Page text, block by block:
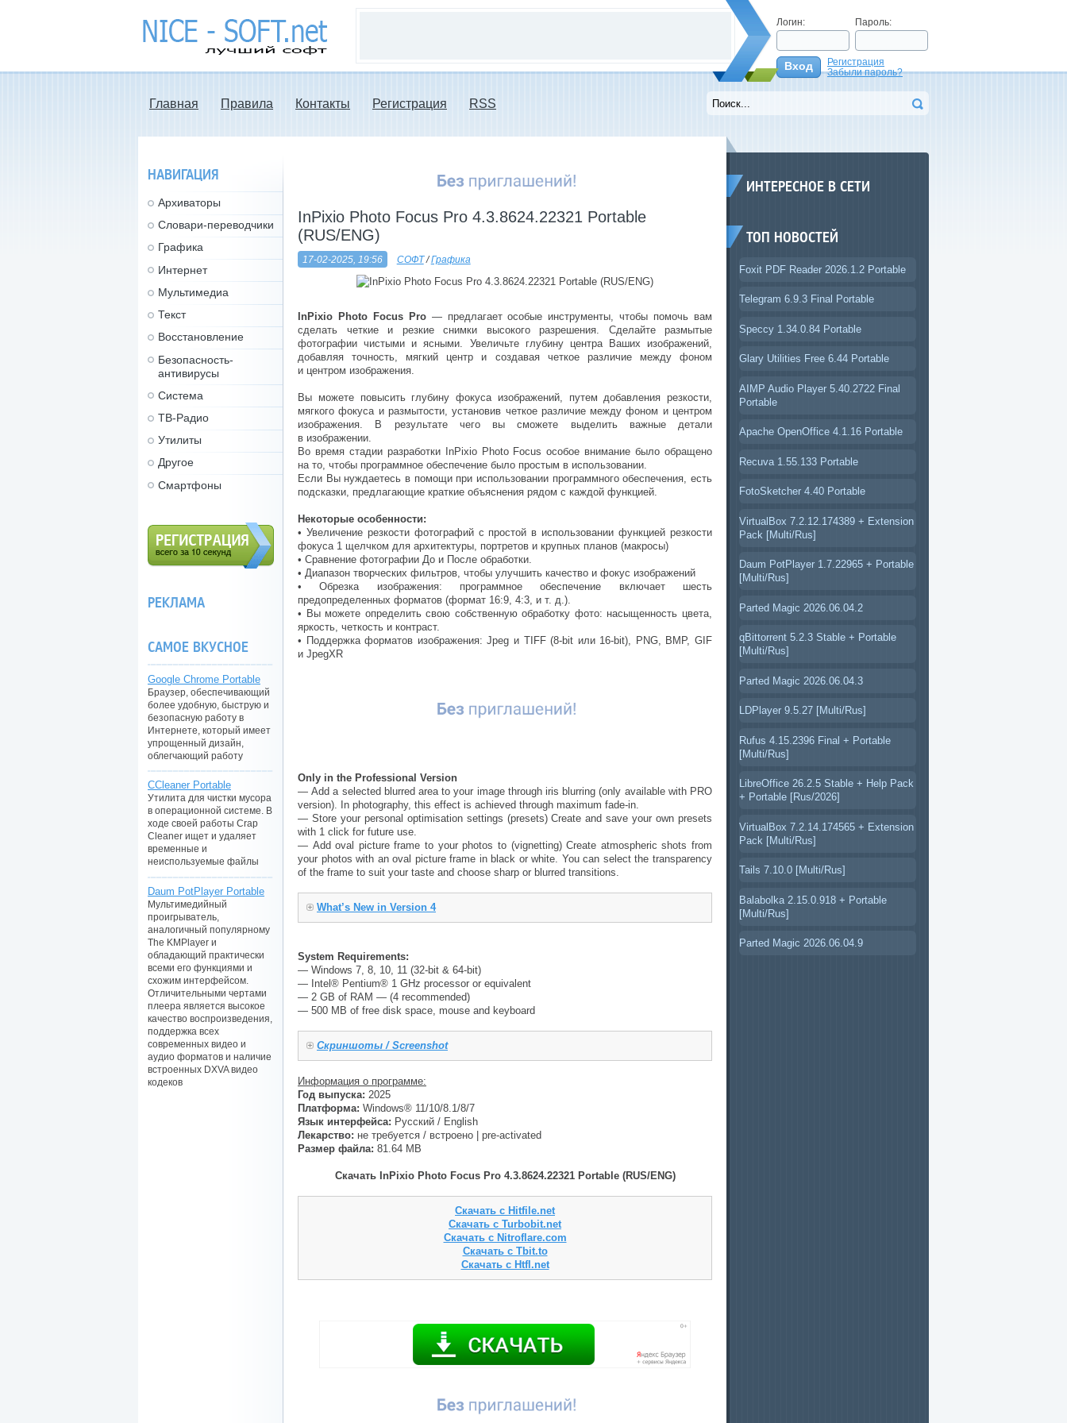
nice-soft.net -
лучший софт
Логин: Пароль:
Вход
Регистрация
Забыли пароль?
Главная Правила Контакты Регистрация RSS
InPixio Photo Focus Pro 4.3.8624.22321 Portable
(RUS/ENG)
17-02-2025, 19:56 СОФТ/Графика
InPixio Photo Focus Pro— предлагает особые инструменты, чтобы помочь вам
сделать четкие и резкие снимки высокого разрешения. Сделайте размытые
фотографии чистыми и ясными. Увеличьте глубину центра Ваших изображений,
добавляя точность, мягкий центр и создавая четкое различие между фоном
и центром изображения.
Вы можете повысить глубину фокуса изображений, путем добавления резкости,
мягкого фокуса и размытости, установив четкое различие между фоном и центром
изображения. В результате чего вы сможете выделить важные детали
в изображении.
Во время стадии разработки InPixio Photo Focus особое внимание было обращено
на то, чтобы программное обеспечение было простым в использовании.
Если Вы нуждаетесь в помощи при использовании программного обеспечения, есть
подсказки, предлагающие краткие объяснения рядом с каждой функцией.
Некоторые особенности:
• Увеличение резкости фотографий с простой в использовании функцией резкости
фокуса 1 щелчком для архитектуры, портретов и крупных планов (макросы)
• Сравнение фотографии До и После обработки.
• Диапазон творческих фильтров, чтобы улучшить качество и фокус изображений
• Обрезка изображения: программное обеспечение включает шесть
предопределенных форматов (формат 16:9, 4:3, и т. д.).
• Вы можете определить свою собственную обработку фото: насыщенность цвета,
яркость, четкость и контраст.
• Поддержка форматов изображения: Jpeg и TIFF (8-bit или 16-bit), PNG, BMP, GIF
и JpegXR
Only in the Professional Version
— Add a selected blurred area to your image through iris blurring (only available with PRO
version). In photography, this effect is achieved through maximum fade-in.
— Store your personal optimisation settings (presets) Create and save your own presets
with 1 click for future use.
— Add oval picture frame to your photos to (vignetting) Create atmospheric shots from
your photos with an oval picture frame in black or white. You can select the transparency
of the frame to suit your taste and choose sharp or blurred transitions.
What’s New in Version 4
System Requirements:
— Windows 7, 8, 10, 11 (32-bit & 64-bit)
— Intel® Pentium® 1 GHz processor or equivalent
— 2 GB of RAM — (4 recommended)
— 500 MB of free disk space, mouse and keyboard
Скриншоты / Screenshot
Информация о программе:
Год выпуска: 2025
Платформа: Windows® 11/10/8.1/8/7
Язык интерфейса: Русский / English
Лекарство: не требуется / встроено | pre-activated
Размер файла: 81.64 MB
Скачать InPixio Photo Focus Pro 4.3.8624.22321 Portable (RUS/ENG)
Скачать с Hitfile.net
Скачать с Turbobit.net
Скачать с Nitroflare.com
Скачать с Tbit.to
Скачать с Htfl.net
ИНТЕРЕСНОЕ В СЕТИ
ТОП НОВОСТЕЙ
Foxit PDF Reader 2026.1.2 Portable
Telegram 6.9.3 Final Portable
Speccy 1.34.0.84 Portable
Glary Utilities Free 6.44 Portable
AIMP Audio Player 5.40.2722 Final
Portable
Apache OpenOffice 4.1.16 Portable
Recuva 1.55.133 Portable
FotoSketcher 4.40 Portable
VirtualBox 7.2.12.174389 + Extension
Pack [Multi/Rus]
Daum PotPlayer 1.7.22965 + Portable
[Multi/Rus]
Parted Magic 2026.06.04.2
qBittorrent 5.2.3 Stable + Portable
[Multi/Rus]
Parted Magic 2026.06.04.3
LDPlayer 9.5.27 [Multi/Rus]
Rufus 4.15.2396 Final + Portable
[Multi/Rus]
LibreOffice 26.2.5 Stable + Help Pack
+ Portable [Rus/2026]
VirtualBox 7.2.14.174565 + Extension
Pack [Multi/Rus]
Tails 7.10.0 [Multi/Rus]
Balabolka 2.15.0.918 + Portable
[Multi/Rus]
Parted Magic 2026.06.04.9
НАВИГАЦИЯ
Архиваторы
Словари-переводчики
Графика
Интернет
Мультимедиа
Текст
Восстановление
Безопасность-
антивирусы
Система
ТВ-Радио
Утилиты
Другое
Смартфоны
РЕКЛАМА
САМОЕ ВКУСНОЕ
Google Chrome Portable
Браузер, обеспечивающий
более удобную, быструю и
безопасную работу в
Интернете, который имеет
упрощенный дизайн,
облегчающий работу
CCleaner Portable
Утилита для чистки мусора
в операционной системе. В
ходе своей работы Crap
Cleaner ищет и удаляет
временные и
неиспользуемые файлы
Daum PotPlayer Portable
Мультимедийный
проигрыватель,
аналогичный популярному
The KMPlayer и
обладающий практически
всеми его функциями и
схожим интерфейсом.
Отличительными чертами
плеера является высокое
качество воспроизведения,
поддержка всех
современных видео и
аудио форматов и наличие
встроенных DXVA видео
кодеков